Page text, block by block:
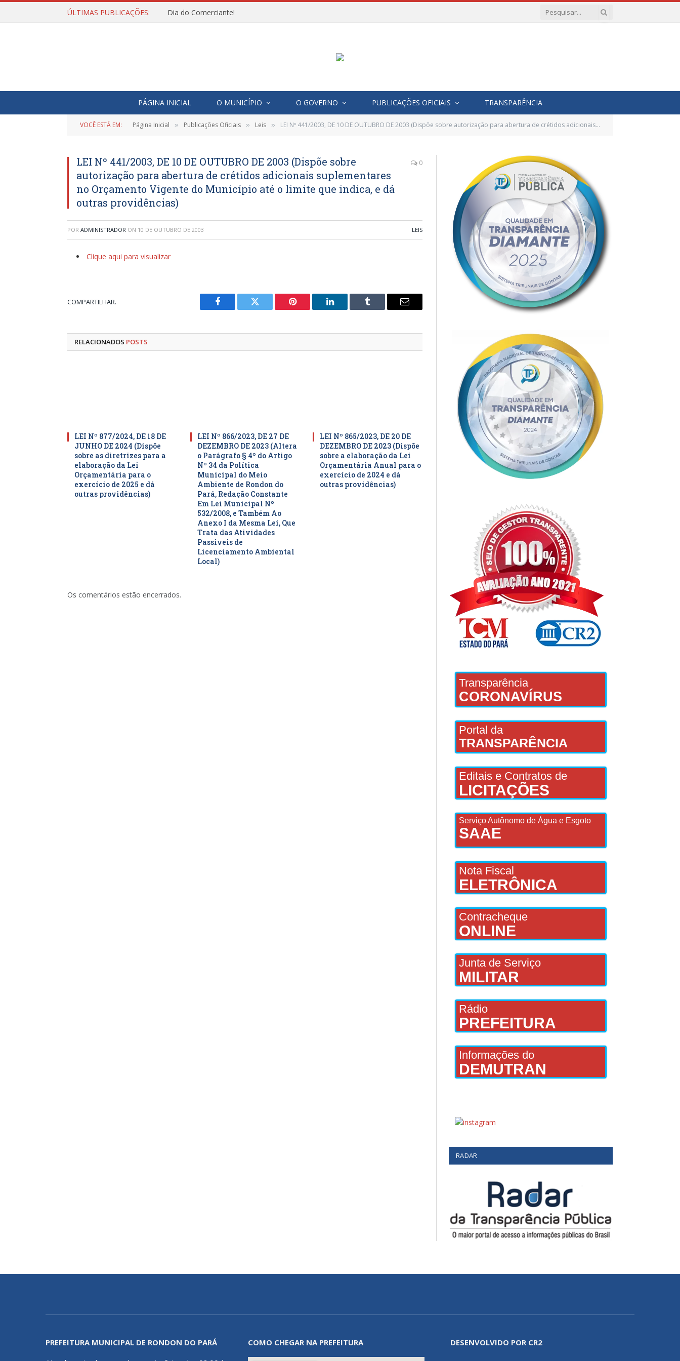
ÚLTIMAS PUBLICAÇÕES: Dia do Comerciante!
PÁGINA INICIAL O MUNICÍPIO O GOVERNO PUBLICAÇÕES OFICIAIS TRANSPARÊNCIA
VOCÊ ESTÁ EM: Página Inicial » Publicações Oficiais » Leis » LEI Nº 441/2003, DE 10 DE OUTUBRO DE 2003 (Dispõe sobre autorização para abertura de crétidos adicionais suplementares no Orçamento Vigente do Município até o limite que indica, e dá outras providências)
LEI Nº 441/2003, DE 10 DE OUTUBRO DE 2003 (Dispõe sobre
autorização para abertura de crétidos adicionais suplementares
no Orçamento Vigente do Município até o limite que indica, e dá
outras providências)
0
POR ADMINISTRADOR ON 10 DE OUTUBRO DE 2003 LEIS
Clique aqui para visualizar
COMPARTILHAR.
Facebook Twitter Pinterest LinkedIn Tumblr
E-
RELACIONADOS POSTS
LEI Nº 877/2024, DE 18 DE
JUNHO DE 2024 (Dispõe
sobre as diretrizes para a
elaboração da Lei
Orçamentária para o
exercício de 2025 e dá
outras providências)
LEI Nº 866/2023, DE 27 DE
DEZEMBRO DE 2023 (Altera
o Parágrafo § 4º do Artigo
Nº 34 da Política
Municipal do Meio
Ambiente de Rondon do
Pará, Redação Constante
Em Lei Municipal Nº
532/2008, e Também Ao
Anexo I da Mesma Lei, Que
Trata das Atividades
Passiveis de
Licenciamento Ambiental
Local)
LEI Nº 865/2023, DE 20 DE
DEZEMBRO DE 2023 (Dispõe
sobre a elaboração da Lei
Orçamentária Anual para o
exercício de 2024 e dá
outras providências)
Os comentários estão encerrados.
Transparência
CORONAVÍRUS
Portal da
TRANSPARÊNCIA
Editais e Contratos de
LICITAÇÕES
Serviço Autônomo de Água e Esgoto
SAAE
Nota Fiscal
ELETRÔNICA
Contracheque
ONLINE
Junta de Serviço
MILITAR
Rádio
PREFEITURA
Informações do
DEMUTRAN
RADAR
PREFEITURA MUNICIPAL DE RONDON DO PARÁ
COMO CHEGAR NA PREFEITURA DESENVOLVIDO POR CR2